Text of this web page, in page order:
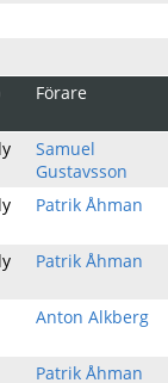
Förare
Samuel
Gustavsson
Patrik Åhman
Patrik Åhman
Anton Alkberg
Patrik Åhman